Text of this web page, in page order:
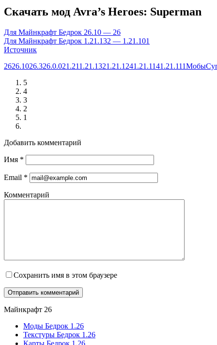
Скачать мод Avra’s Heroes: Superman
Для Майнкрафт Бедрок 26.10 — 26
Для Майнкрафт Бедрок 1.21.132 — 1.21.101
Источник
2626.1026.326.0.021.211.21.1321.21.1241.21.1141.21.111Мобы
5
4
3
2
1
Добавить комментарий
Имя *
Email *
Комментарий
Сохранить имя в этом браузере
Майнкрафт 26
Моды Бедрок 1.26
Текстуры Бедрок 1.26